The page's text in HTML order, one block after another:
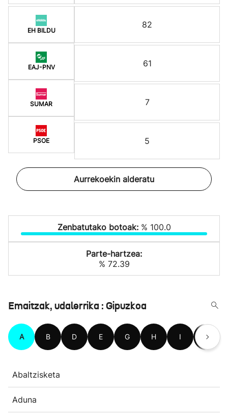
EH BILDU
EAJ-PNV
SUMAR
PSOE
82
61
7
5
Aurrekoekin alderatu
Zenbatutako botoak: % 100.0
Parte-hartzea:
% 72.39
Emaitzak, udalerrika : Gipuzkoa
A B D E G H I L
Abaltzisketa
Aduna